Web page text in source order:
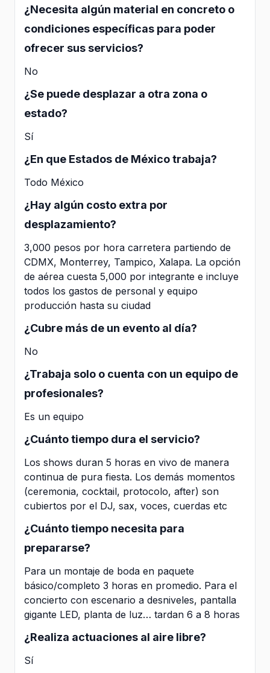
¿Necesita algún material en concreto o
condiciones específicas para poder
ofrecer sus servicios?
No
¿Se puede desplazar a otra zona o
estado?
Sí
¿En que Estados de México trabaja?
Todo México
¿Hay algún costo extra por
desplazamiento?
3,000 pesos por hora carretera partiendo de
CDMX, Monterrey, Tampico, Xalapa. La opción
de aérea cuesta 5,000 por integrante e incluye
todos los gastos de personal y equipo
producción hasta su ciudad
¿Cubre más de un evento al día?
No
¿Trabaja solo o cuenta con un equipo de
profesionales?
Es un equipo
¿Cuánto tiempo dura el servicio?
Los shows duran 5 horas en vivo de manera
continua de pura fiesta. Los demás momentos
(ceremonia, cocktail, protocolo, after) son
cubiertos por el DJ, sax, voces, cuerdas etc
¿Cuánto tiempo necesita para
prepararse?
Para un montaje de boda en paquete
básico/completo 3 horas en promedio. Para el
concierto con escenario a desniveles, pantalla
gigante LED, planta de luz… tardan 6 a 8 horas
¿Realiza actuaciones al aire libre?
Sí